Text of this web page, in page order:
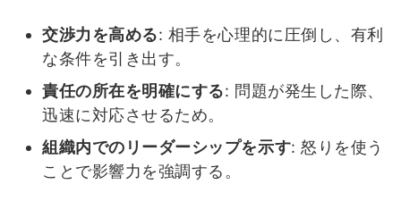
交渉力を高める: 相手を心理的に圧倒し、有利
な条件を引き出す。
責任の所在を明確にする: 問題が発生した際、
迅速に対応させるため。
組織内でのリーダーシップを示す: 怒りを使う
ことで影響力を強調する。